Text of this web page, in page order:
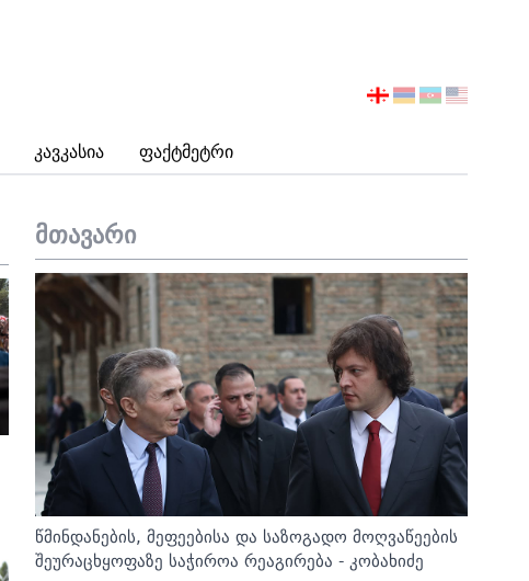
Კავკასია Ფაქტმეტრი
აირჩიეთ
მთავარი
წმინდანების, მეფეებისა და საზოგადო მოღვაწეების
შეურაცხყოფაზე საჭიროა რეაგირება - კობახიძე